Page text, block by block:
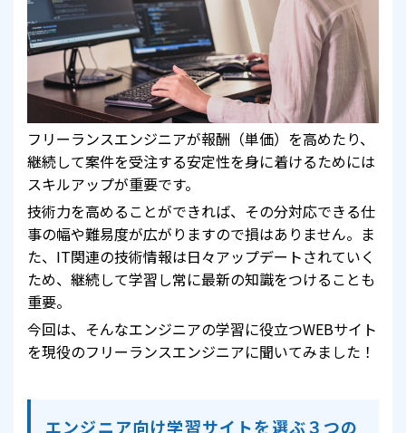
フリーランスエンジニアが報酬（単価）を高めたり、
継続して案件を受注する安定性を身に着けるためには
スキルアップが重要です。
技術力を高めることができれば、その分対応できる仕
事の幅や難易度が広がりますので損はありません。ま
た、IT関連の技術情報は日々アップデートされていく
ため、継続して学習し常に最新の知識をつけることも
重要。
今回は、そんなエンジニアの学習に役立つWEBサイト
を現役のフリーランスエンジニアに聞いてみました！
エンジニア向け学習サイトを選ぶ３つの